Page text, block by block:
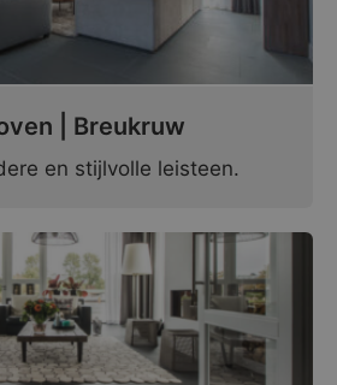
| Breukruw
en stijlvolle leisteen.